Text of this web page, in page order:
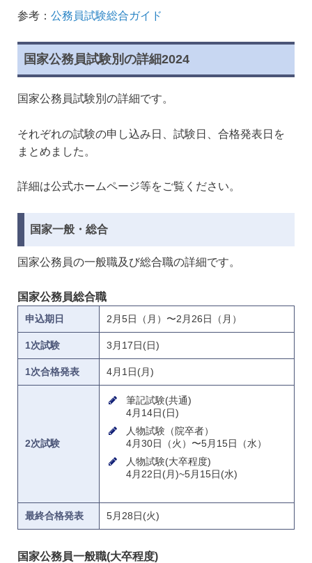
参考： 公務員試験総合ガイド
国家公務員試験別の詳細2024
国家公務員試験別の詳細です。
それぞれの試験の申し込み日、試験日、合格発表日を
まとめました。
詳細は公式ホームページ等をご覧ください。
国家一般・総合
国家公務員の一般職及び総合職の詳細です。
国家公務員総合職
申込期日 2月5日（月）〜2月26日（月）
1次試験 3月17日(日)
1次合格発表 4月1日(月)
2次試験
筆記試験(共通)
4月14日(日)
人物試験（院卒者）
4月30日（火）〜5月15日（水）
人物試験(大卒程度)
4月22日(月)~5月15日(水)
最終合格発表 5月28日(火)
国家公務員一般職(大卒程度)